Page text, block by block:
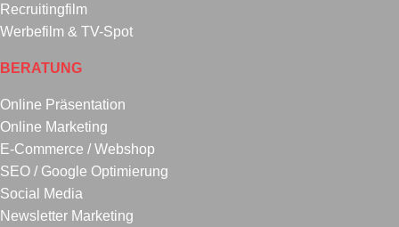
Recruitingfilm
Werbefilm & TV-Spot
BERATUNG
Online Präsentation
Online Marketing
E-Commerce / Webshop
SEO / Google Optimierung
Social Media
Newsletter Marketing